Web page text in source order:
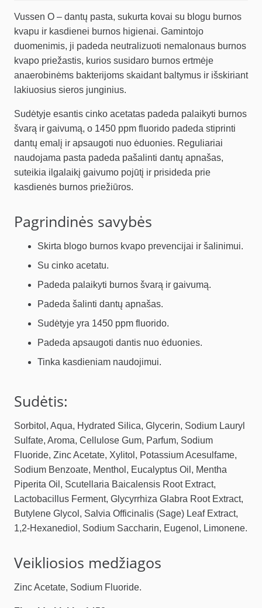
Vussen O – dantų pasta, sukurta kovai su blogu burnos
kvapu ir kasdienei burnos higienai. Gamintojo
duomenimis, ji padeda neutralizuoti nemalonaus burnos
kvapo priežastis, kurios susidaro burnos ertmėje
anaerobinėms bakterijoms skaidant baltymus ir išskiriant
lakiuosius sieros junginius.
Sudėtyje esantis cinko acetatas padeda palaikyti burnos
švarą ir gaivumą, o 1450 ppm fluorido padeda stiprinti
dantų emalį ir apsaugoti nuo ėduonies. Reguliariai
naudojama pasta padeda pašalinti dantų apnašas,
suteikia ilgalaikį gaivumo pojūtį ir prisideda prie
kasdienės burnos priežiūros.
Pagrindinės savybės
Skirta blogo burnos kvapo prevencijai ir šalinimui.
Su cinko acetatu.
Padeda palaikyti burnos švarą ir gaivumą.
Padeda šalinti dantų apnašas.
Sudėtyje yra 1450 ppm fluorido.
Padeda apsaugoti dantis nuo ėduonies.
Tinka kasdieniam naudojimui.
Sudėtis:
Sorbitol, Aqua, Hydrated Silica, Glycerin, Sodium Lauryl
Sulfate, Aroma, Cellulose Gum, Parfum, Sodium
Fluoride, Zinc Acetate, Xylitol, Potassium Acesulfame,
Sodium Benzoate, Menthol, Eucalyptus Oil, Mentha
Piperita Oil, Scutellaria Baicalensis Root Extract,
Lactobacillus Ferment, Glycyrrhiza Glabra Root Extract,
Butylene Glycol, Salvia Officinalis (Sage) Leaf Extract,
1,2-Hexanediol, Sodium Saccharin, Eugenol, Limonene.
Veikliosios medžiagos
Zinc Acetate, Sodium Fluoride.